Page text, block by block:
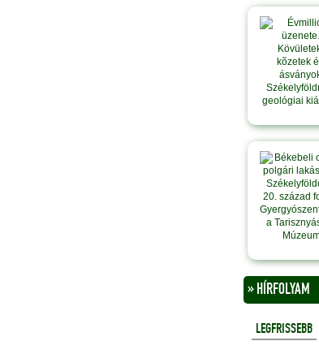
» HÍRFOLYAM
LEGFRISSEBB